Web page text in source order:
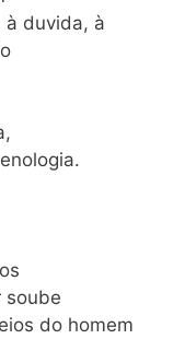
à duvida, à
soube
do homem